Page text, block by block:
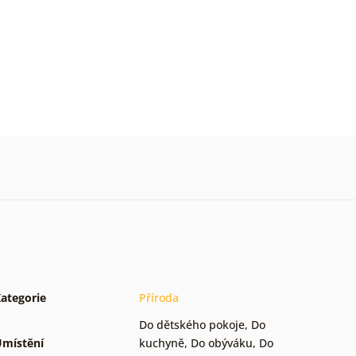
Příroda
Do dětského pokoje, Do
kuchyně, Do obýváku, Do